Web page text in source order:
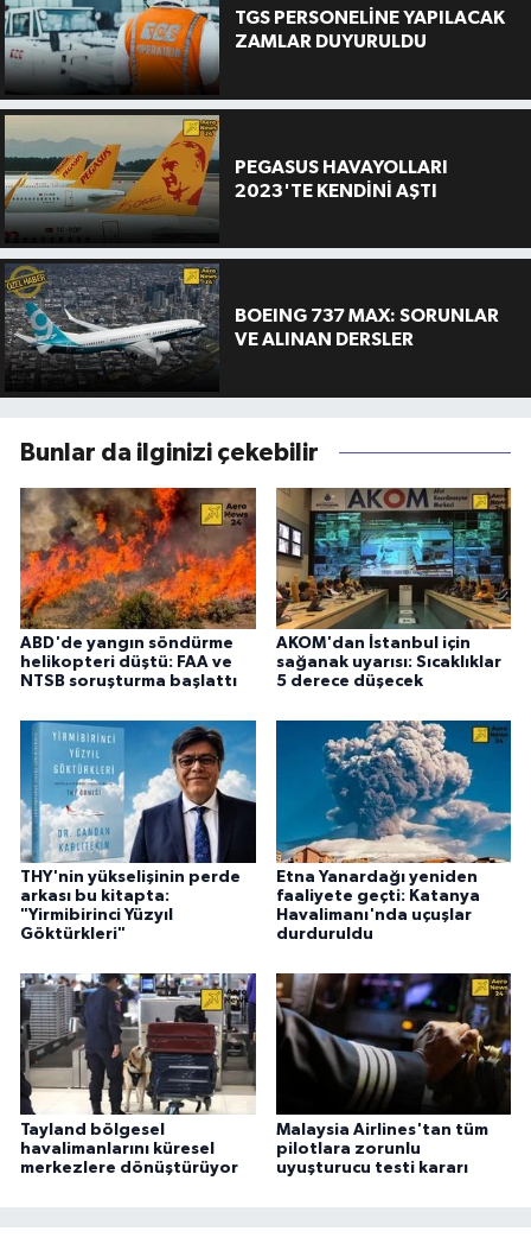
TGS PERSONELİNE YAPILACAK
ZAMLAR DUYURULDU
PEGASUS HAVAYOLLARI
2023'TE KENDİNİ AŞTI
BOEING 737 MAX: SORUNLAR
VE ALINAN DERSLER
Bunlar da ilginizi çekebilir
ABD'de yangın söndürme
helikopteri düştü: FAA ve
NTSB soruşturma başlattı
AKOM'dan İstanbul için
sağanak uyarısı: Sıcaklıklar
5 derece düşecek
THY'nin yükselişinin perde
arkası bu kitapta:
"Yirmibirinci Yüzyıl
Göktürkleri"
Etna Yanardağı yeniden
faaliyete geçti: Katanya
Havalimanı'nda uçuşlar
durduruldu
Tayland bölgesel
havalimanlarını küresel
merkezlere dönüştürüyor
Malaysia Airlines'tan tüm
pilotlara zorunlu
uyuşturucu testi kararı